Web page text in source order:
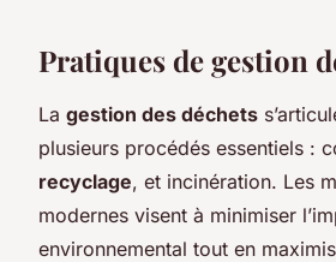
Pratiques de gestion
La gestion des déchets
plusieurs procédés essentiels :
recyclage, et incinération. Les
modernes visent à minimiser
environnemental tout en